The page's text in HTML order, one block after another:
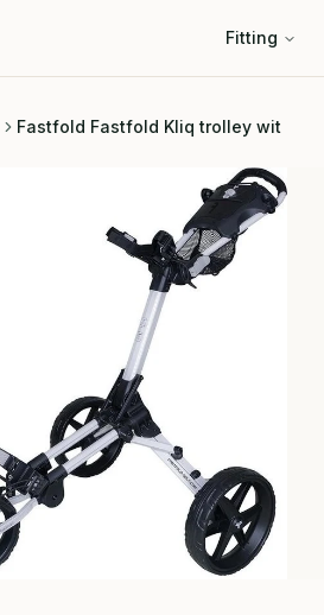
Fitting
Fastfold Fastfold Kliq trolley wit